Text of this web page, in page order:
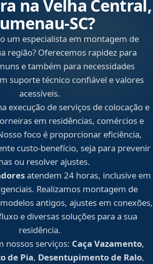
na Velha Central,
um especialista em montagem de
região? Oferecemos rapidez para
e também para necessidades
suporte técnico confiável e valores
acessíveis.
execução de serviços de colocação e
em residências, comércios e
foco é proporcionar eficiência,
custo-benefício, seja para prevenir
ou resolver ajustes.
atendem 24 horas, inclusive em
Realizamos montagem de
antigos, ajustes em conexões,
e diversas soluções para a sua
residência.
nossos serviços: Caça Vazamento,
de Pia, Desentupimento de Ralo,